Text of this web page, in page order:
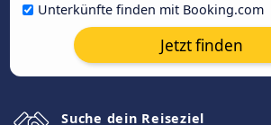
Unterkünfte finden mit Booking.com
Jetzt finden
Suche dein Reiseziel